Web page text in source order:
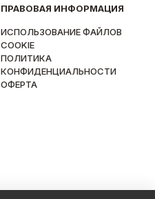
ПРАВОВАЯ ИНФОРМАЦИЯ
ИСПОЛЬЗОВАНИЕ ФАЙЛОВ
COOKIE
ПОЛИТИКА
КОНФИДЕНЦИАЛЬНОСТИ
ОФЕРТА